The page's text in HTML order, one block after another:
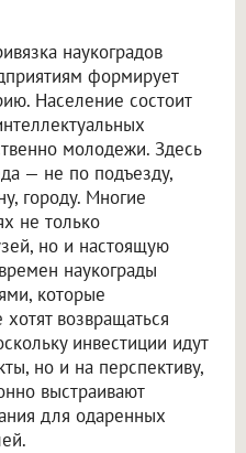
наукоградов
формирует
Население состоит
молодежи. Здесь
— не по подъезду,
городу. Многие
не только
но и настоящую
наукограды
которые
возвращаться
инвестиции идут
но и на перспективу,
выстраивают
для одаренных